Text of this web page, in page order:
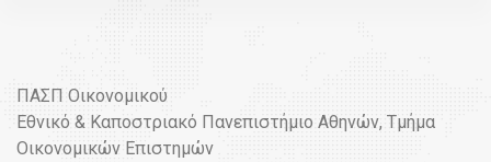
ΠΑΣΠ Οικονομικού
Εθνικό & Καποστριακό Πανεπιστήμιο Αθηνών, Τμήμα
Οικονομικών Επιστημών